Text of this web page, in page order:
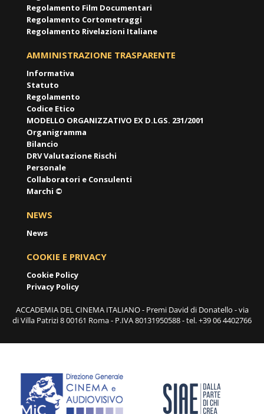
Regolamento Film Documentari
Regolamento Cortometraggi
Regolamento Rivelazioni Italiane
AMMINISTRAZIONE TRASPARENTE
Informativa
Statuto
Regolamento
Codice Etico
MODELLO ORGANIZZATIVO EX D.LGS. 231/2001
Organigramma
Bilancio
DRV Valutazione Rischi
Personale
Collaboratori e Consulenti
Marchi ©
NEWS
News
COOKIE E PRIVACY
Cookie Policy
Privacy Policy
ACCADEMIA DEL CINEMA ITALIANO - Premi David di Donatello - via
di Villa Patrizi 8 00161 Roma - P.IVA 80131950588 - tel. +39 06 4402766